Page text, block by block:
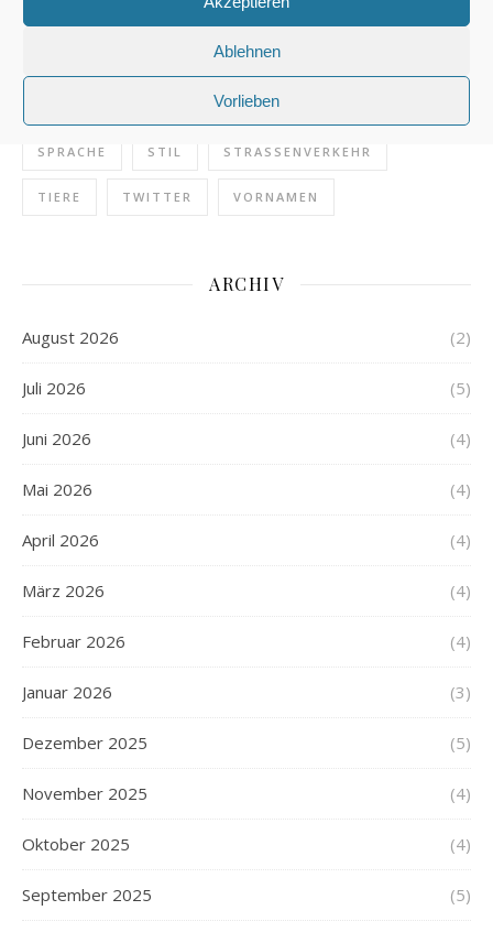
Ablehnen
Vorlieben
POLIZEI
PRESSE
SCHREIBEN
SPRACHE STIL STRASSENVERKEHR
TIERE TWITTER VORNAMEN
ARCHIV
August 2026 (2)
Juli 2026 (5)
Juni 2026 (4)
Mai 2026 (4)
April 2026 (4)
März 2026 (4)
Februar 2026 (4)
Januar 2026 (3)
Dezember 2025 (5)
November 2025 (4)
Oktober 2025 (4)
September 2025 (5)